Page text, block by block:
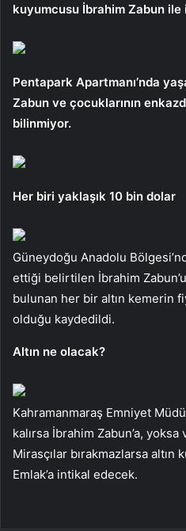
kuyumcusu İbrahim Zabun
Pentapark Apartmanı’nda
Zabun ve çocuklarının
bilinmiyor.
Her biri yaklaşık 10 bin dolar
Güneydoğu Anadolu
ettiği belirtilen İbrahim
bulunan her bir altın kemerin
olduğu kaydedildi.
Altın ne olacak?
Kahramanmaraş Emniyet
kalırsa İbrahim Zabun’a,
Mirasçılar bırakmazlarsa altın
Emlak’a intikal edecek.